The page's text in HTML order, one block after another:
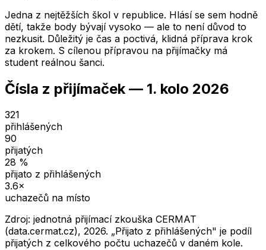
Jedna z nejtěžších škol v republice. Hlásí se sem hodně
dětí, takže body bývají vysoko — ale to není důvod to
nezkusit. Důležitý je čas a poctivá, klidná příprava krok
za krokem. S cílenou přípravou na přijímačky má
student reálnou šanci.
Čísla z přijímaček — 1. kolo 2026
321
přihlášených
90
přijatých
28 %
přijato z přihlášených
3.6×
uchazečů na místo
Zdroj: jednotná přijímací zkouška CERMAT
(data.cermat.cz), 2026. „Přijato z přihlášených" je podíl
přijatých z celkového počtu uchazečů v daném kole.